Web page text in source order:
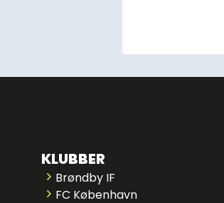
KLUBBER
Brøndby IF
FC København